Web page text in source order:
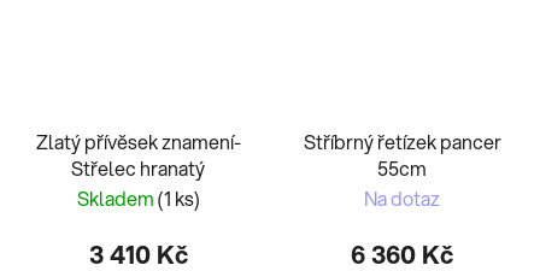
Zlatý přívěsek znamení-
Střelec hranatý
Skladem(1 ks)
3 410 Kč
Stříbrný řetízek pancer
55cm
Na dotaz
6 360 Kč